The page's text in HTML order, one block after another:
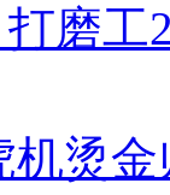
磨工
机烫